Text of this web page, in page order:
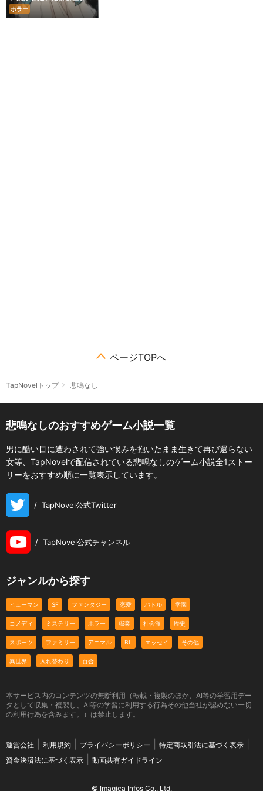
再び還らない女
ホラー
ページTOPへ
TapNovelトップ 悲鳴なし
悲鳴なしのおすすめゲーム小説一覧
男に酷い目に遭わされて強い恨みを抱いたまま生きて再び還らない
女等、TapNovelで配信されている悲鳴なしのゲーム小説全1ストー
リーをおすすめ順に一覧表示しています。
/ TapNovel公式Twitter
/ TapNovel公式チャンネル
ジャンルから探す
ヒューマン SF ファンタジー 恋愛 バトル 学園
コメディ ミステリー ホラー 職業 社会派 歴史
スポーツ ファミリー アニマル BL エッセイ その他
異世界 入れ替わり 百合
本サービス内のコンテンツの無断利用（転載・複製のほか、AI等の学習用デー
タとして収集・複製し、AI等の学習に利用する行為その他当社が認めない一切
の利用行為を含みます。）は禁止します。
運営会社 利用規約 プライバシーポリシー
特定商取引法に基づく表示
資金決済法に基づく表示
動画共有ガイドライン
© Imagica Infos Co., Ltd.